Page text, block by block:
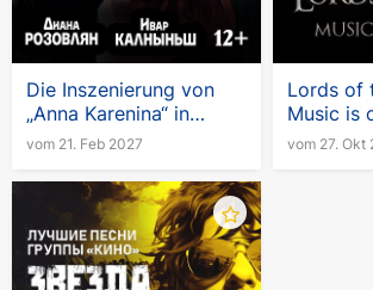
Die Inszenierung von
„Anna Karenina“ in
Deutschland
vom 21. Feb 2027
Lords of
Music is
vom 27. Okt